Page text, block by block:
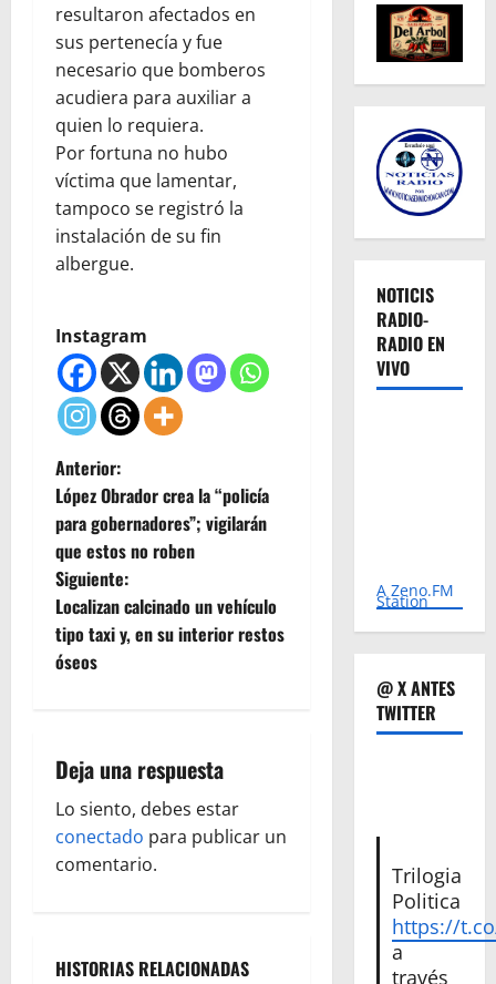
resultaron afectados en
sus pertenecía y fue
necesario que bomberos
acudiera para auxiliar a
quien lo requiera.
Por fortuna no hubo
víctima que lamentar,
tampoco se registró la
instalación de su fin
albergue.
Instagram
N
a
v
e
g
c
i
ó
Anterior:
López Obrador crea la “policía
para gobernadores”; vigilarán
que estos no roben
Siguiente:
Localizan calcinado un vehículo
tipo taxi y, en su interior restos
óseos
Deja una respuesta
Lo siento, debes estar
conectado para publicar un
comentario.
HISTORIAS RELACIONADAS
NOTICIS
RADIO-
RADIO EN
VIVO
A Zeno.FM
Station
@ X ANTES
TWITTER
Trilogia
Politica
https://
a
través